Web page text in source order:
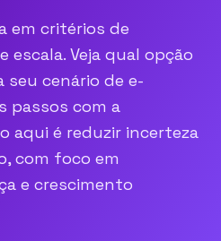
em critérios de
escala. Veja qual opção
cenário de e-
passos com a
aqui é reduzir incerteza
com foco em
e crescimento